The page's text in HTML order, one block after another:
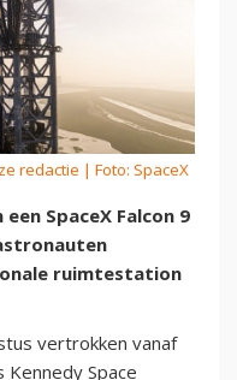
redactie | Foto: SpaceX
SpaceX Falcon 9
ruimtestation
vertrokken vanaf
Kennedy Space